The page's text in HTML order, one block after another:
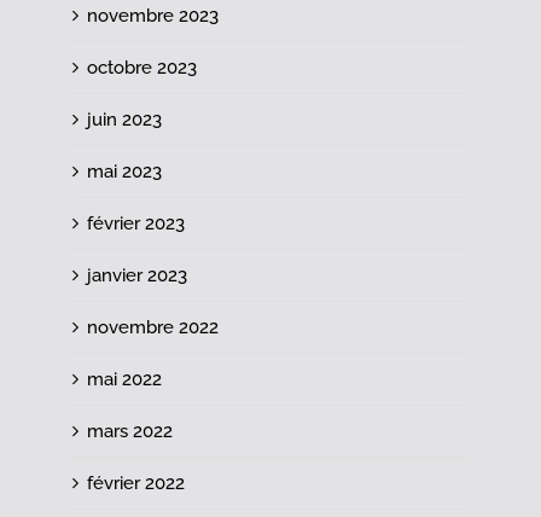
novembre 2023
octobre 2023
juin 2023
mai 2023
février 2023
janvier 2023
novembre 2022
mai 2022
mars 2022
février 2022